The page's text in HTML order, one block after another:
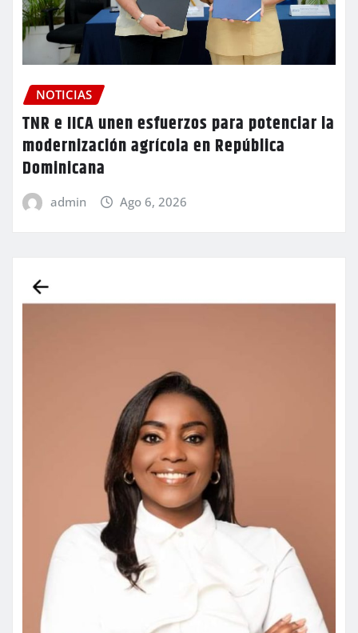
NOTICIAS
TNR e IICA unen esfuerzos para potenciar la
modernización agrícola en República
Dominicana
admin Ago 6, 2026